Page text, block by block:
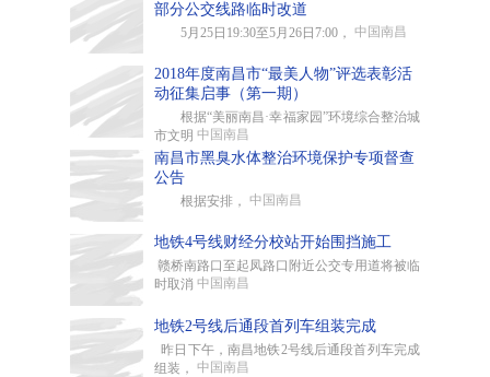
部分公交线路临时改道
5月25日19:30至5月26日7:00， 中国南昌
2018年度南昌市“最美人物”评选表彰活
动征集启事（第一期）
根据“美丽南昌·幸福家园”环境综合整治城
市文明 中国南昌
南昌市黑臭水体整治环境保护专项督查
公告
根据安排， 中国南昌
地铁4号线财经分校站开始围挡施工
赣桥南路口至起凤路口附近公交专用道将被临
时取消 中国南昌
地铁2号线后通段首列车组装完成
昨日下午，南昌地铁2号线后通段首列车完成
组装， 中国南昌